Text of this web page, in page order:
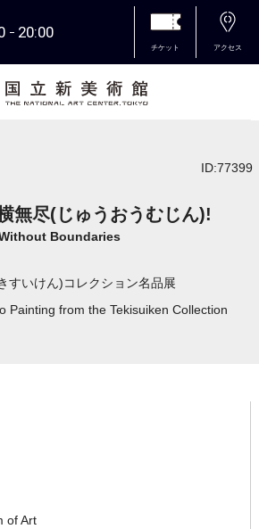
20:00
チケット アクセス
ID:77399
無尽(じゅうおうむじん)!
Boundaries
すいけん)コレクション名品展
Painting from the Tekisuiken Collection
of Art